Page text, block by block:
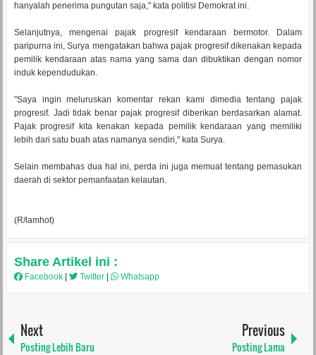
hanyalah penerima pungutan saja," kata politisi Demokrat ini.
Selanjutnya, mengenai pajak progresif kendaraan bermotor. Dalam
paripurna ini, Surya mengatakan bahwa pajak progresif dikenakan kepada
pemilik kendaraan atas nama yang sama dan dibuktikan dengan nomor
induk kependudukan.
"Saya ingin meluruskan komentar rekan kami dimedia tentang pajak
progresif. Jadi tidak benar pajak progresif diberikan berdasarkan alamat.
Pajak progresif kita kenakan kepada pemilik kendaraan yang memiliki
lebih dari satu buah atas namanya sendiri," kata Surya.
Selain membahas dua hal ini, perda ini juga memuat tentang pemasukan
daerah di sektor pemanfaatan kelautan.
(R/lamhot)
Share Artikel ini :
Facebook Twitter Whatsapp
Next
Posting Lebih Baru
Previous
Posting Lama